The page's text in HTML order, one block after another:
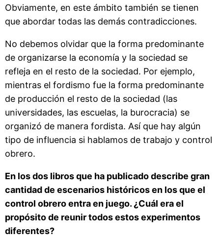
Obviamente, en este ámbito también se tienen
que abordar todas las demás contradicciones.
No debemos olvidar que la forma predominante
de organizarse la economía y la sociedad se
refleja en el resto de la sociedad. Por ejemplo,
mientras el fordismo fue la forma predominante
de producción el resto de la sociedad (las
universidades, las escuelas, la burocracia) se
organizó de manera fordista. Así que hay algún
tipo de influencia si hablamos de trabajo y control
obrero.
En los dos libros que ha publicado describe gran
cantidad de escenarios históricos en los que el
control obrero entra en juego. ¿Cuál era el
propósito de reunir todos estos experimentos
diferentes?